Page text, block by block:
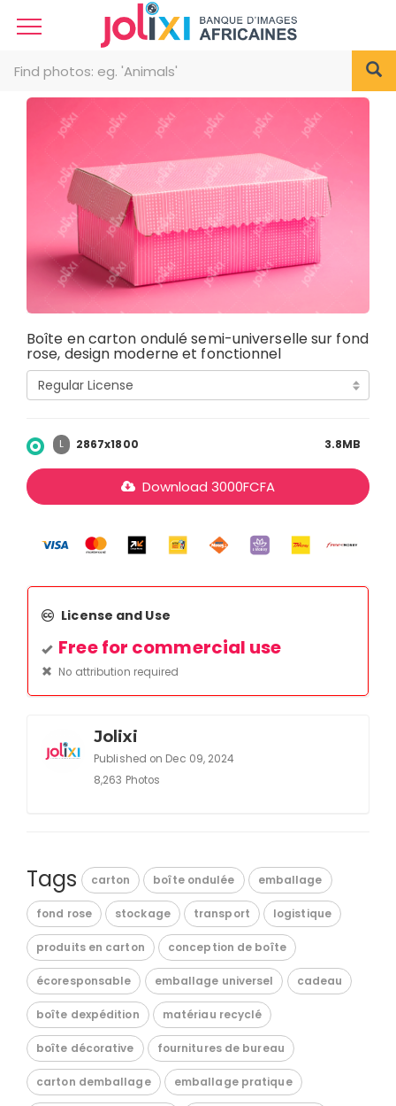
Boîte en carton ondulé semi-universelle sur fond
rose, design moderne et fonctionnel
L 2867x1800 3.8MB
Download 3000FCFA
License and Use
Free for commercial use
No attribution required
Jolixi
Published on Dec 09, 2024
8,263 Photos
Tags carton boîte ondulée emballage
fond rose stockage transport logistique
produits en carton conception de boîte
écoresponsable emballage universel cadeau
boîte dexpédition matériau recyclé
boîte décorative fournitures de bureau
carton demballage emballage pratique